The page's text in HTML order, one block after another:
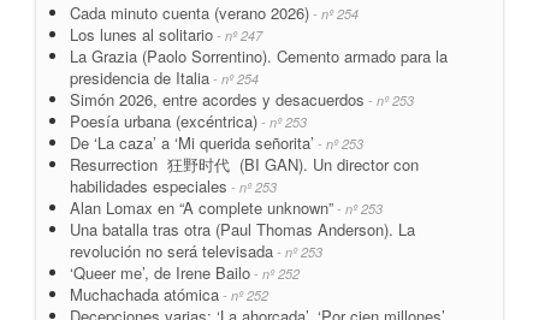
Cada minuto cuenta (verano 2026) - nº 254
Los lunes al solitario - nº 247
La Grazia (Paolo Sorrentino). Cemento armado para la
presidencia de Italia - nº 254
Simón 2026, entre acordes y desacuerdos - nº 253
Poesía urbana (excéntrica) - nº 253
De ‘La caza’ a ‘Mi querida señorita’ - nº 253
Resurrection 狂野时代 (BI GAN). Un director con
habilidades especiales - nº 253
Alan Lomax en “A complete unknown” - nº 253
Una batalla tras otra (Paul Thomas Anderson). La
revolución no será televisada - nº 253
‘Queer me’, de Irene Bailo - nº 252
Muchachada atómica - nº 252